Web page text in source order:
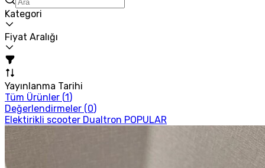
Kategori
Fiyat Aralığı
Yayınlanma Tarihi
Tüm Ürünler (1)
Değerlendirmeler (0)
Elektirikli scooter Dualtron POPULAR